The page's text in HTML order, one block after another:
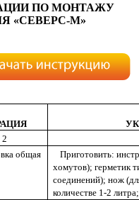
ПО МОНТАЖУ
«СЕВЕРС-М»
2
общая
Приготовить:
хомутов); герметик
соединений); нож
количестве 1-2